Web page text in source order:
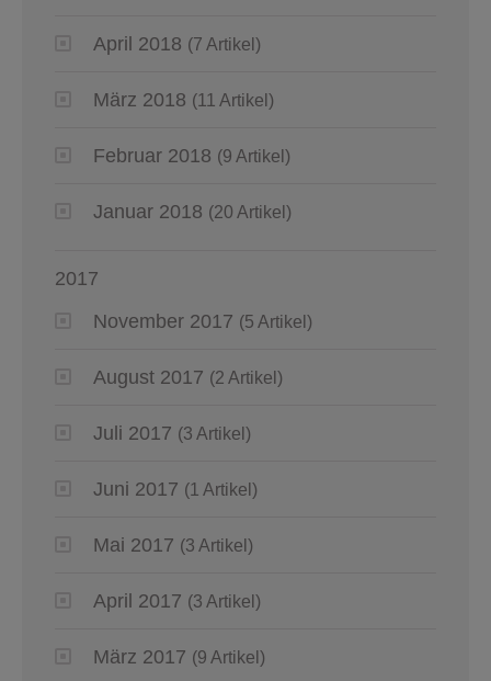
April 2018 (7 Artikel)
März 2018 (11 Artikel)
Februar 2018 (9 Artikel)
Januar 2018 (20 Artikel)
2017
November 2017 (5 Artikel)
August 2017 (2 Artikel)
Juli 2017 (3 Artikel)
Juni 2017 (1 Artikel)
Mai 2017 (3 Artikel)
April 2017 (3 Artikel)
März 2017 (9 Artikel)